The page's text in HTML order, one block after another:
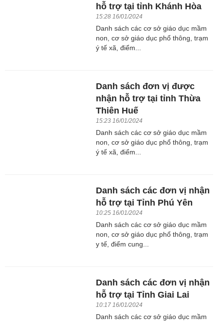
hỗ trợ tại tỉnh Khánh Hòa
15:28 16/01/2024
Danh sách các cơ sở giáo dục mầm
non, cơ sở giáo dục phổ thông, trạm
ý tế xã, điểm...
Danh sách đơn vị được
nhận hỗ trợ tại tỉnh Thừa
Thiên Huế
15:23 16/01/2024
Danh sách các cơ sở giáo dục mầm
non, cơ sở giáo dục phổ thông, trạm
ý tế xã, điểm...
Danh sách các đơn vị nhận
hỗ trợ tại Tỉnh Phú Yên
10:25 16/01/2024
Danh sách các cơ sở giáo dục mầm
non, cơ sở giáo dục phổ thông, trạm
y tế, điểm cung...
Danh sách các đơn vị nhận
hỗ trợ tại Tỉnh Giai Lai
10:17 16/01/2024
Danh sách các cơ sở giáo dục mầm